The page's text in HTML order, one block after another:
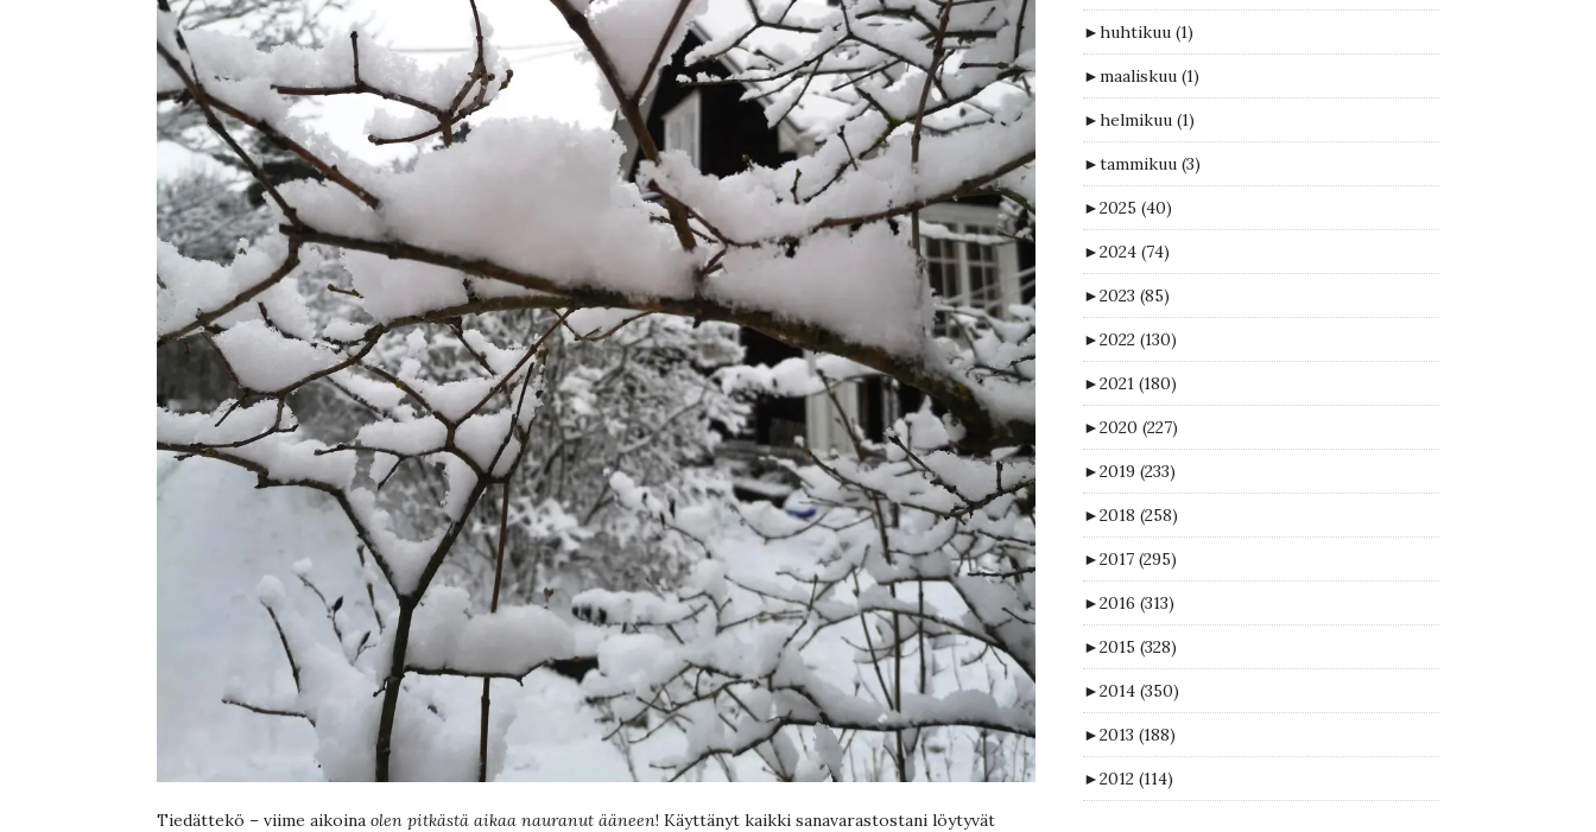
Tiedättekö – viime aikoina olen pitkästä aikaa nauranut ääneen! Käyttänyt kaikki sanavarastostani löytyvät
►huhtikuu (1)
►maaliskuu (1)
►helmikuu (1)
►tammikuu (3)
►2025 (40)
►2024 (74)
►2023 (85)
►2022 (130)
►2021 (180)
►2020 (227)
►2019 (233)
►2018 (258)
►2017 (295)
►2016 (313)
►2015 (328)
►2014 (350)
►2013 (188)
►2012 (114)